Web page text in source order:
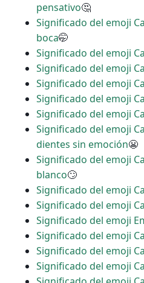
pensativo🤔
Significado del emoji
boca🤭
Significado del emoji
Significado del emoji
Significado del emoji
Significado del emoji
Significado del emoji
Significado del emoji
dientes sin emoción😬
Significado del emoji
blanco🙄
Significado del emoji
Significado del emoji
Significado del emoji
Significado del emoji
Significado del emoji
Significado del emoji